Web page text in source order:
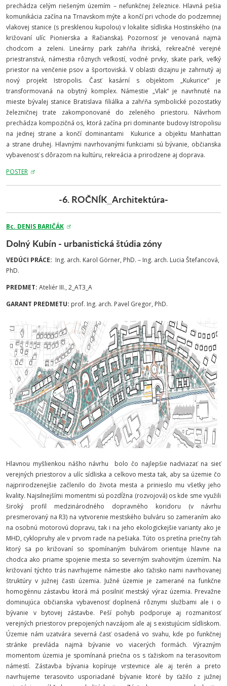
prechádza celým riešeným územím – nefunkčnej železnice. Hlavná pešia
komunikácia začína na Trnavskom mýte a končí pri vchode do podzemnej
vlakovej stanice (s presklenou kupolou) v lokalite sídliska Hostinského (na
križovaní ulíc Pionierska a Račianska). Pozornosť je venovaná najmä
chodcom a zeleni. Lineárny park zahŕňa ihriská, rekreačné verejné
priestranstvá, námestia rôznych veľkostí, vodné prvky, skate park, veľký
priestor na venčenie psov a športoviská. V oblasti dizajnu je zahrnutý aj
nový projekt Istropolis. Časť kasární s objektom „Kukurice“ je
transformovaná na obytný komplex. Námestie „Vlak“ je navrhnuté na
mieste bývalej stanice Bratislava filiálka a zahŕňa symbolické pozostatky
železničnej trate zakomponované do zeleného priestoru. Návrhom
prechádza kompozičná os, ktorá začína pri dominante budovy Istropolisu
na jednej strane a končí dominantami Kukurice a objektu Manhattan
a strane druhej. Hlavnými navrhovanými funkciami sú bývanie, občianska
vybavenosť s dôrazom na kultúru, rekreácia a prirodzene aj doprava.
POSTER
-6. ROČNÍK_Architektúra-
Bc. DENIS BARIČÁK
Dolný Kubín - urbanistická štúdia zóny
VEDÚCI PRÁCE: Ing. arch. Karol Görner, PhD. – Ing. arch. Lucia Štefancová,
PhD.
PREDMET: Ateliér III., 2_AT3_A
GARANT PREDMETU: prof. Ing. arch. Pavel Gregor, PhD.
Hlavnou myšlienkou nášho návrhu bolo čo najlepšie nadviazať na sieť
verejných priestorov a ulíc sídliska a celkovo mesta tak, aby sa územie čo
najprirodzenejšie začlenilo do života mesta a prinieslo mu všetky jeho
kvality. Najsilnejšími momentmi sú pozdĺžna (rozvojová) os kde sme využili
široký profil medzinárodného dopravného koridoru (v návrhu
presmerovaný na R3) na vytvorenie mestského bulváru so zameraním ako
na osobnú motorovú dopravu, tak i na jeho ekologickejšie varianty ako je
MHD, cyklopruhy ale v prvom rade na pešiaka. Túto os pretína priečny ťah
ktorý sa po križovaní so spomínaným bulvárom orientuje hlavne na
chodca ako priame spojenie mesta so severným svahovitým územím. Na
križovaní týchto trás navrhujeme námestie ako ťažisko nami navrhovanej
štruktúry v južnej časti územia. Južné územie je zamerané na funkčne
homogénnu zástavbu ktorá má posilniť mestský výraz územia. Prevažne
dominujúca občianska vybavenosť doplnená rôznymi službami ale i o
bývanie v bytovej zástavbe. Peší pohyb podporuje aj rozmanitosť
verejných priestorov prepojených navzájom ale aj s existujúcim sídliskom.
Územie nám uzatvára severná časť osadená vo svahu, kde po funkčnej
stránke prevláda najmä bývanie vo viacerých formách. Výrazným
momentom územia je spomínaná priečna os s ťažiskom na terasovitom
námestí. Zástavba bývania kopíruje vrstevnice ale aj terén a preto
navrhujeme terasovito usporiadané bývanie ktoré by ťažilo z južnej